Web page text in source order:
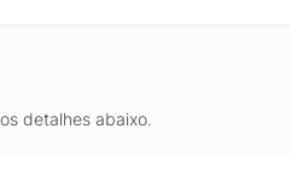
detalhes abaixo.